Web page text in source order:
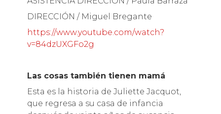
DIRECCIÓN / Miguel Bregante
https://www.youtube.com/watch?
v=84dzUXGFo2g
Las cosas también tienen mamá
Esta es la historia de Juliette Jacquot,
que regresa a su casa de infancia